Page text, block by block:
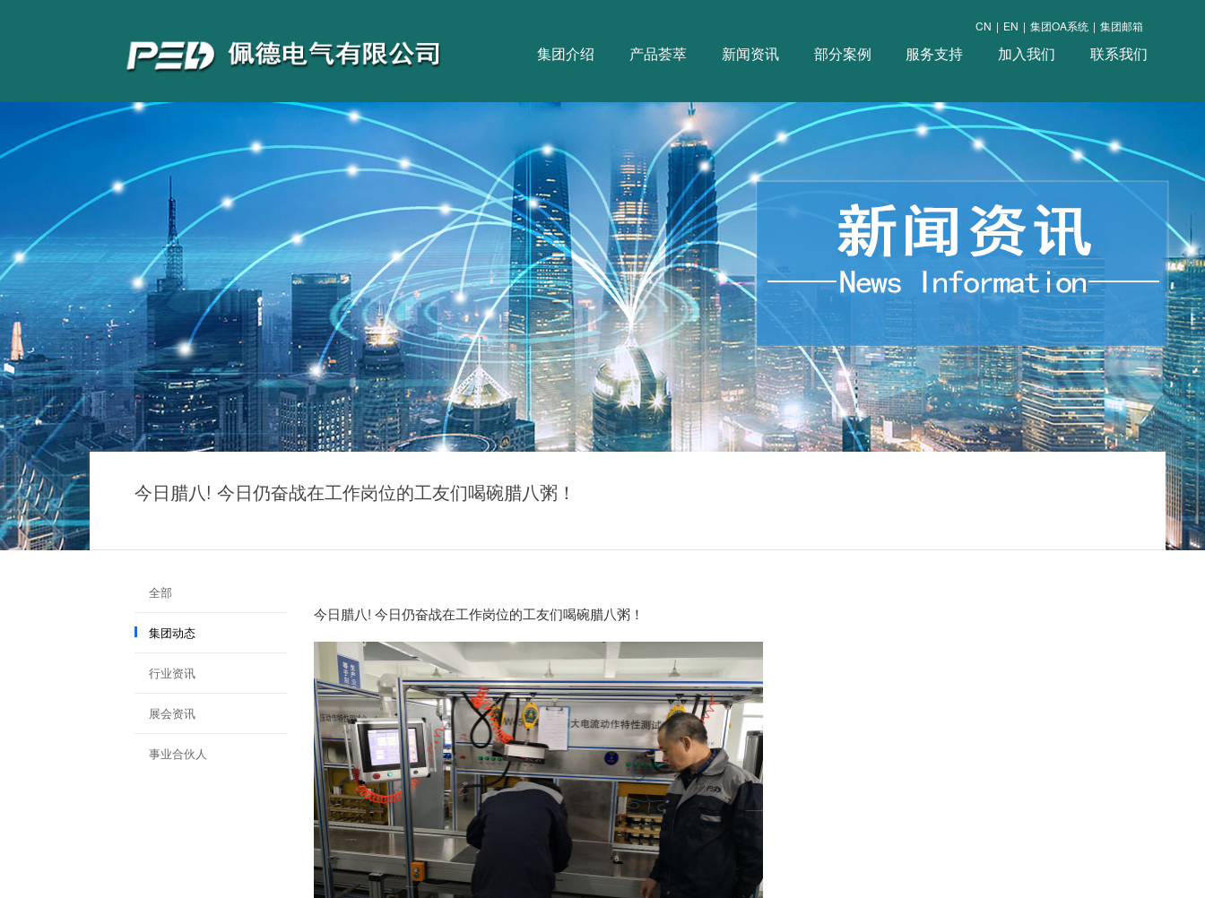
CN | EN | 集团OA系统 | 集团邮箱
集团介绍 产品荟萃 新闻资讯 部分案例 服务支持 加入我们 联系我们
今日腊八! 今日仍奋战在工作岗位的工友们喝碗腊八粥！
全部
集团动态
行业资讯
展会资讯
事业合伙人
今日腊八! 今日仍奋战在工作岗位的工友们喝碗腊八粥！